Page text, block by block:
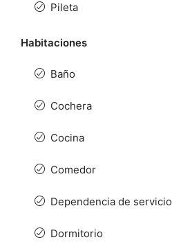
Pileta
Habitaciones
Baño
Cochera
Cocina
Comedor
Dependencia de servicio
Dormitorio